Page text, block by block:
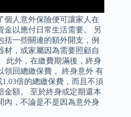
個人意外保險便可讓家人在
金以應付日常生活需要。 另
括一些關連的額外開支，例
材，或家屬因為需要照顧自
此外，在繳費期滿後，終身
領回總繳保費， 終身意外 有
倍的總繳保費，而且不須
金額。 至於終身或定期還本
內，不論是不是因為意外身